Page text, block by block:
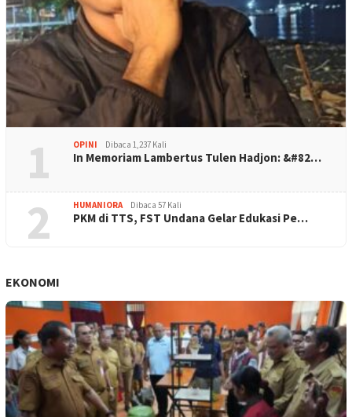
1 OPINI Dibaca 1,237 Kali
In Memoriam Lambertus Tulen Hadjon: &#82…
2 HUMANIORA Dibaca 57 Kali
PKM di TTS, FST Undana Gelar Edukasi Pe…
EKONOMI